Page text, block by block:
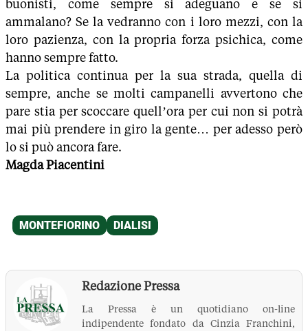
buonisti, come sempre si adeguano e se si
ammalano? Se la vedranno con i loro mezzi, con la
loro pazienza, con la propria forza psichica, come
hanno sempre fatto.
La politica continua per la sua strada, quella di
sempre, anche se molti campanelli avvertono che
pare stia per scoccare quell’ora per cui non si potrà
mai più prendere in giro la gente… per adesso però
lo si può ancora fare.
Magda Piacentini
Redazione Pressa
La Pressa è un quotidiano on-line
indipendente fondato da Cinzia Franchini,